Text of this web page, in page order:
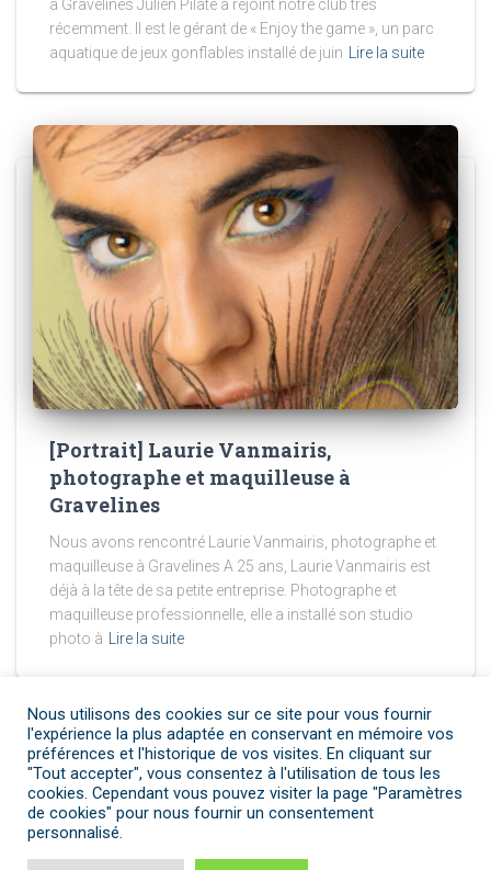
à Gravelines Julien Pilate a rejoint notre club très
récemment. Il est le gérant de « Enjoy the game », un parc
aquatique de jeux gonflables installé de juin Lire la suite
[Portrait] Laurie Vanmairis,
photographe et maquilleuse à
Gravelines
Nous avons rencontré Laurie Vanmairis, photographe et
maquilleuse à Gravelines A 25 ans, Laurie Vanmairis est
déjà à la tête de sa petite entreprise. Photographe et
maquilleuse professionnelle, elle a installé son studio
photo à
Lire la suite
POLITIQUE DE COOKIES POLITIQUE DE CONFIDENTIALITÉ
Nous utilisons des cookies sur ce site pour vous fournir
l'expérience la plus adaptée en conservant en mémoire vos
préférences et l'historique de vos visites. En cliquant sur
"Tout accepter", vous consentez à l'utilisation de tous les
cookies. Cependant vous pouvez visiter la page "Paramètres
de cookies" pour nous fournir un consentement
personnalisé.